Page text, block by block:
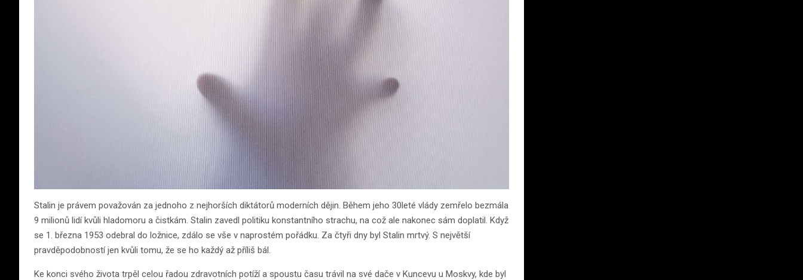
Stalin je právem považován za jednoho z nejhorších diktátorů moderních dějin. Během jeho 30leté vlády zemřelo bezmála
9 milionů lidí kvůli hladomoru a čistkám. Stalin zavedl politiku konstantního strachu, na což ale nakonec sám doplatil. Když
se 1. března 1953 odebral do ložnice, zdálo se vše v naprostém pořádku. Za čtyři dny byl Stalin mrtvý. S největší
pravděpodobností jen kvůli tomu, že se ho každý až příliš bál.
Ke konci svého života trpěl celou řadou zdravotních potíží a spoustu času trávil na své dače v Kuncevu u Moskvy, kde byl